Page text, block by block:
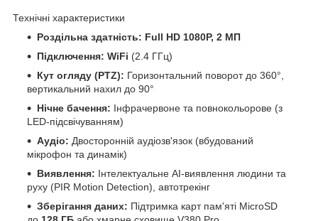
Технічні характеристики
Роздільна здатність: Full HD 1080P, 2 МП
Підключення: WiFi (2.4 ГГц)
Кут огляду (PTZ): Горизонтальний поворот до 360°,
вертикальний нахил до 90°
Нічне бачення: Інфрачервоне та повнокольорове (з
LED-підсвічуванням)
Аудіо: Двосторонній аудіозв'язок (вбудований
мікрофон та динамік)
Виявлення: Інтелектуальне AI-виявлення людини та
руху (PIR Motion Detection), автотрекінг
Зберігання даних: Підтримка карт пам'яті MicroSD